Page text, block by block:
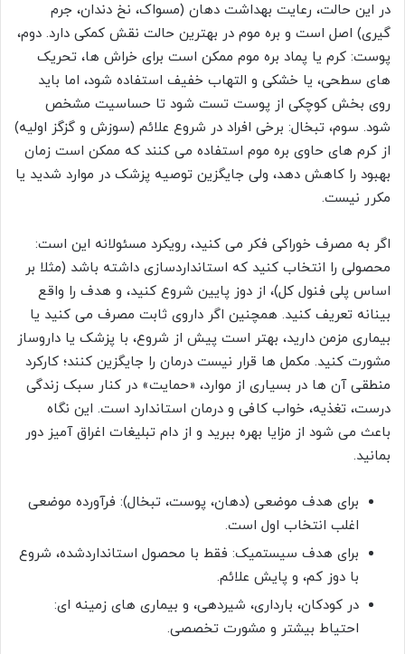
در این حالت، رعایت بهداشت دهان (مسواک، نخ دندان، جرم
گیری) اصل است و بره موم در بهترین حالت نقش کمکی دارد. دوم،
پوست: کرم یا پماد بره موم ممکن است برای خراش ها، تحریک
های سطحی، یا خشکی و التهاب خفیف استفاده شود، اما باید
روی بخش کوچکی از پوست تست شود تا حساسیت مشخص
شود. سوم، تبخال: برخی افراد در شروع علائم (سوزش و گزگز اولیه)
از کرم های حاوی بره موم استفاده می کنند که ممکن است زمان
بهبود را کاهش دهد، ولی جایگزین توصیه پزشک در موارد شدید یا
مکرر نیست.
اگر به مصرف خوراکی فکر می کنید، رویکرد مسئولانه این است:
محصولی را انتخاب کنید که استانداردسازی داشته باشد (مثلا بر
اساس پلی فنول کل)، از دوز پایین شروع کنید، و هدف را واقع
بینانه تعریف کنید. همچنین اگر داروی ثابت مصرف می کنید یا
بیماری مزمن دارید، بهتر است پیش از شروع، با پزشک یا داروساز
مشورت کنید. مکمل ها قرار نیست درمان را جایگزین کنند؛ کارکرد
منطقی آن ها در بسیاری از موارد، «حمایت» در کنار سبک زندگی
درست، تغذیه، خواب کافی و درمان استاندارد است. این نگاه
باعث می شود از مزایا بهره ببرید و از دام تبلیغات اغراق آمیز دور
بمانید.
برای هدف موضعی (دهان، پوست، تبخال): فرآورده موضعی
اغلب انتخاب اول است.
برای هدف سیستمیک: فقط با محصول استانداردشده، شروع
با دوز کم، و پایش علائم.
در کودکان، بارداری، شیردهی، و بیماری های زمینه ای:
احتیاط بیشتر و مشورت تخصصی.